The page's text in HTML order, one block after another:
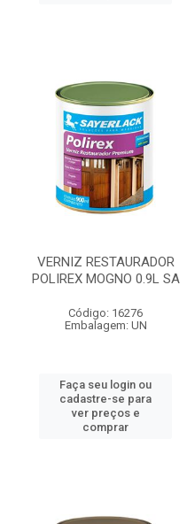
VERNIZ RESTAURADOR
POLIREX MOGNO 0.9L SA
Código: 16276
Embalagem: UN
Faça seu login ou
cadastre-se para
ver preços e
comprar